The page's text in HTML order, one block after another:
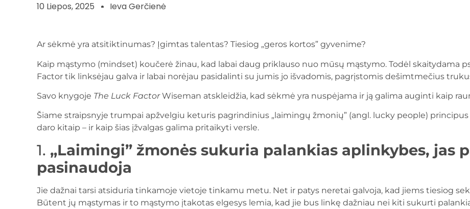
10 Liepos, 2025 Ieva Gerčienė
Ar sėkmė yra atsitiktinumas? Įgimtas talentas? Tiesiog „geros kortos” gyvenime?
Kaip mąstymo (mindset) koučerė žinau, kad labai daug priklauso nuo mūsų mąstymo. Todėl skaitydama
Factor tik linksėjau galva ir labai norėjau pasidalinti su jumis jo išvadomis, pagrįstomis dešimtmečius
Savo knygoje The Luck FactorWiseman atskleidžia, kad sėkmė yra nuspėjama ir ją galima auginti kaip
Šiame straipsnyje trumpai apžvelgiu keturis pagrindinius „laimingų žmonių” (angl. lucky people)
daro kitaip – ir kaip šias įžvalgas galima pritaikyti versle.
1. „Laimingi” žmonės sukuria palankias aplinkybes, jas
pasinaudoja
Jie dažnai tarsi atsiduria tinkamoje vietoje tinkamu metu. Net ir patys neretai galvoja, kad jiems tiesiog
Būtent jų mąstymas ir to mąstymo įtakotas elgesys lemia, kad jie bus linkę dažniau nei kiti sukurti